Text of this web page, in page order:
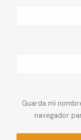
Guarda mi
navegador